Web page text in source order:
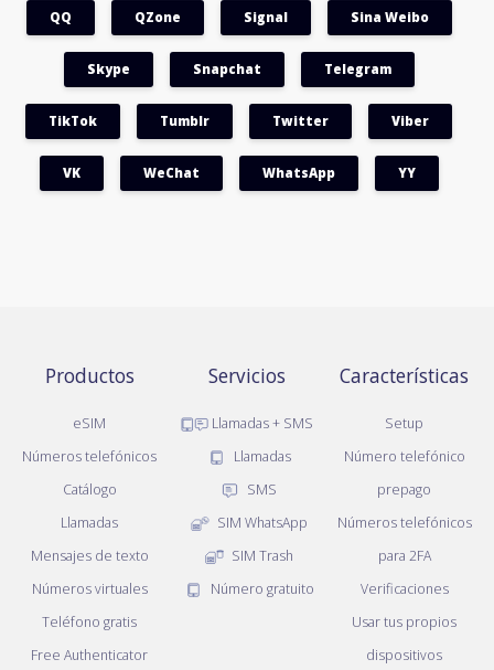
QQ QZone Signal Sina Weibo
Skype Snapchat Telegram
TikTok Tumblr Twitter Viber
VK WeChat WhatsApp YY
Productos
eSIM
Números telefónicos
Catálogo
Llamadas
Mensajes de texto
Números virtuales
Teléfono gratis
Free Authenticator
Servicios
Llamadas + SMS
Llamadas
SMS
SIM WhatsApp
SIM Trash
Número gratuito
Características
Setup
Número telefónico
prepago
Números telefónicos
para 2FA
Verificaciones
Usar tus propios
dispositivos